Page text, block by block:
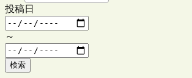
投稿日
～
検索